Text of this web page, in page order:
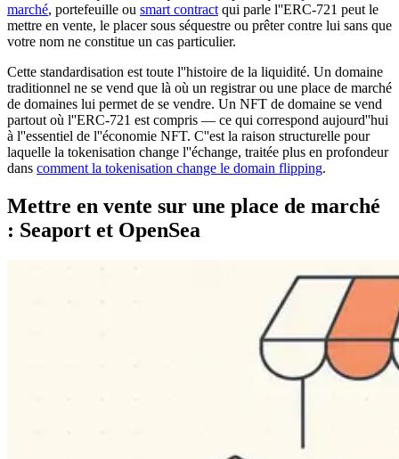
marché, portefeuille ou smart contract qui parle l''ERC-721 peut le
mettre en vente, le placer sous séquestre ou prêter contre lui sans que
votre nom ne constitue un cas particulier.
Cette standardisation est toute l''histoire de la liquidité. Un domaine
traditionnel ne se vend que là où un registrar ou une place de marché
de domaines lui permet de se vendre. Un NFT de domaine se vend
partout où l''ERC-721 est compris — ce qui correspond aujourd''hui
à l''essentiel de l''économie NFT. C''est la raison structurelle pour
laquelle la tokenisation change l''échange, traitée plus en profondeur
dans comment la tokenisation change le domain flipping.
Mettre en vente sur une place de marché
: Seaport et OpenSea